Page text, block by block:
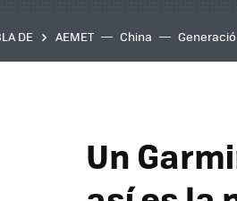
DE AEMET China
Un